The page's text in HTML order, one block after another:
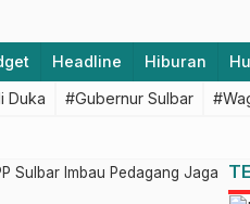
Headline Hiburan
Duka #Gubernur Sulbar
Sulbar Imbau Pedagang Jaga